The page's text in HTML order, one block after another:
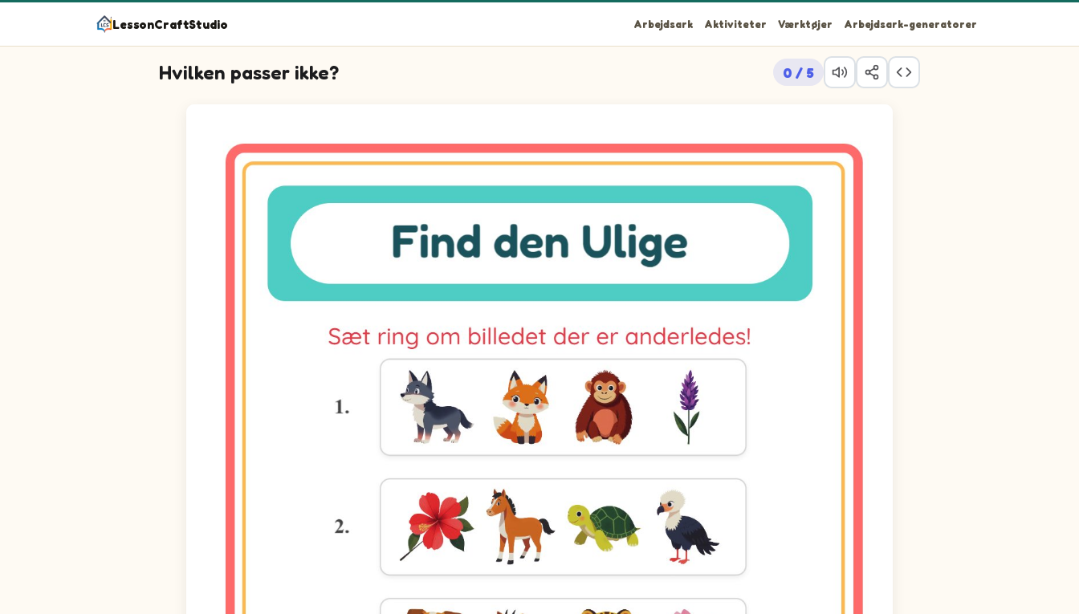
LessonCraftStudio Arbejdsark Aktiviteter Værktøjer Arbejdsark-generatorer
Hvilken passer ikke? 0 / 5
Spørgsmål 3: Find det billede, der ikke passer sammen med de andre.
Spørgsmål 4: Find det billede, der ikke passer sammen med de andre.
Spørgsmål 5: Find det billede, der ikke passer sammen med de andre.